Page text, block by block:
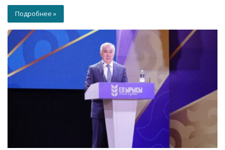
Подробнее »